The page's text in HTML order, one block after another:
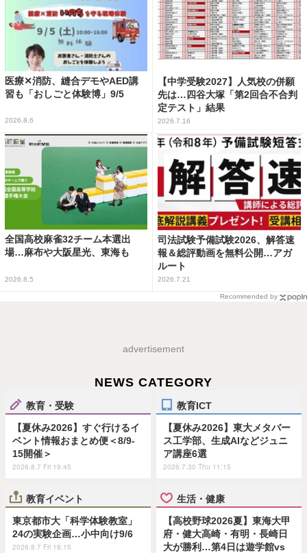
医療✕消防、縫合デモやAED講
習も「おしごと体験博」9/5
2026.8.6
【中学受験2027】人気校の併願
先は…四谷大塚「第2回合不合判
定テスト」結果
2026.7.16
全国高校麻雀32チーム本選出
場…麻布や大阪星光、東海も
2026.8.5
司法試験予備試験2026、解答速
報＆総評動画を無料公開…アガ
ルート
2026.7.21
Recommended by
advertisement
NEWS CATEGORY
教育・受験
【夏休み2026】すぐ行けるイ
ベント情報おまとめ便＜8/9-
15開催＞
2026.8.7 Fri 19:45
教育ICT
【夏休み2026】東大メタバー
ス工学部、生成AIなどジュニ
ア講座6選
2026.7.30 Thu 11:15
教育イベント
東京都市大「科学体験教室」
24の実験企画…小中向け9/6
2026.8.7 Fri 18:15
生活・健康
【高校野球2026夏】東海大甲
府・健大高崎・有明・長崎日
大が勝利…第4日は遊学館vs